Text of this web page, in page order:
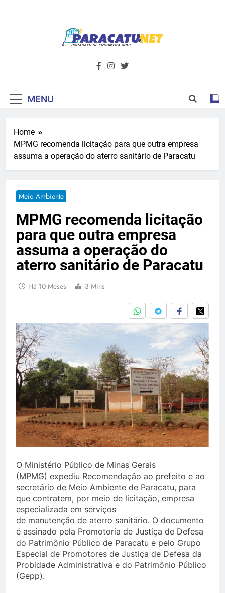
Paracatu.net –
Notícias E
Primeiro Do
Noroeste De
além de tudo sobre esportes e
MENU
Home
MPMG recomenda licitação para que outra empresa
assuma a operação do aterro sanitário de Paracatu
Meio Ambiente
MPMG recomenda licitação
para que outra empresa
assuma a operação do
aterro sanitário de Paracatu
Há 10 Meses 3 Mins
O Ministério Público de Minas Gerais
(MPMG) expediu Recomendação ao prefeito e ao
secretário de Meio Ambiente de Paracatu, para
que contratem, por meio de licitação, empresa
especializada em serviços
de manutenção de aterro sanitário. O documento
é assinado pela Promotoria de Justiça de Defesa
do Patrimônio Público de Paracatu e pelo Grupo
Especial de Promotores de Justiça de Defesa da
Probidade Administrativa e do Patrimônio Público
(Gepp).